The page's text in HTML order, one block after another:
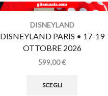
DISNEYLAND
DISNEYLAND PARIS • 17-19
OTTOBRE 2026
599,00€
SCEGLI